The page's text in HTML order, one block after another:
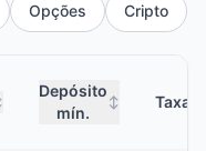
Opções Cripto
Depósito
mín.
↕ Taxas